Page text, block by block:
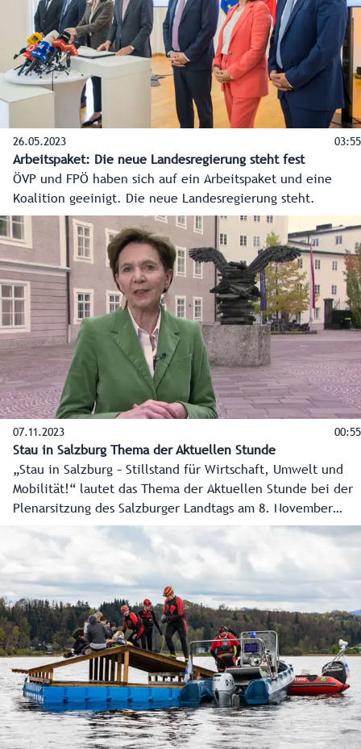
traf die neue Kinder- und Jugendanwältin Johanna
Fellinger zu einem ersten Austausch.
26.05.2023 03:55
Arbeitspaket: Die neue Landesregierung steht fest
ÖVP und FPÖ haben sich auf ein Arbeitspaket und eine
Koalition geeinigt. Die neue Landesregierung steht.
07.11.2023 00:55
Stau in Salzburg Thema der Aktuellen Stunde
„Stau in Salzburg – Stillstand für Wirtschaft, Umwelt und
Mobilität!“ lautet das Thema der Aktuellen Stunde bei der
Plenarsitzung des Salzburger Landtags am 8. November
2023 im Chiemseehof, eingebracht von der SPÖ.